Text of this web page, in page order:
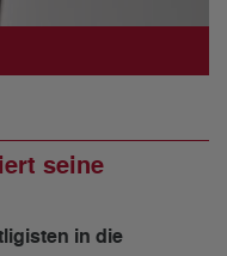
seine
in die